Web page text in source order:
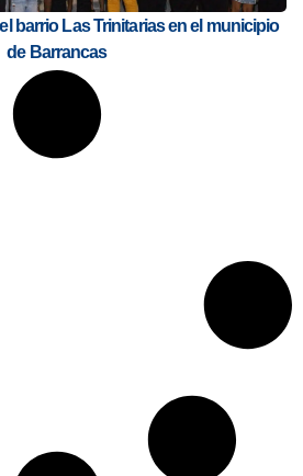
barrio Las Trinitarias en el municipio
de Barrancas